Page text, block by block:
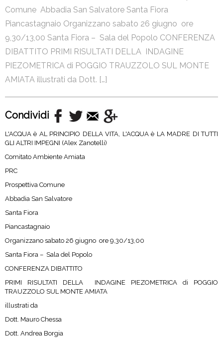
Comune Abbadia San Salvatore Santa Fiora
Piancastagnaio Organizzano sabato 26 giugno ore
9,30/13,00 Santa Fiora – Sala del Popolo CONFERENZA
DIBATTITO PRIMI RISULTATI DELLA INDAGINE
PIEZOMETRICA di POGGIO TRAUZZOLO SUL MONTE
AMIATA illustrati da Dott. […]
Condividi
L'ACQUA è AL PRINCIPIO DELLA VITA, L'ACQUA è LA MADRE DI TUTTI
GLI ALTRI IMPEGNI (Alex Zanotelli)
Comitato Ambiente Amiata
PRC
Prospettiva Comune
Abbadia San Salvatore
Santa Fiora
Piancastagnaio
Organizzano sabato 26 giugno ore 9,30/13,00
Santa Fiora – Sala del Popolo
CONFERENZA DIBATTITO
PRIMI RISULTATI DELLA
INDAGINE PIEZOMETRICA di POGGIO
TRAUZZOLO SUL MONTE AMIATA
illustrati da
Dott. Mauro Chessa
Dott. Andrea Borgia